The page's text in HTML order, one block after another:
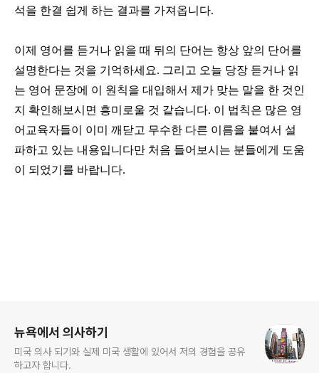
석을 한결 쉽게 하는 결과를 가져옵니다.
이제 영어를 듣거나 읽을 때 뒤의 단어는 항상 앞의 단어를
설명한다는 것을 기억하세요. 그리고 오늘 당장 듣거나 읽
는 영어 문장에 이 원칙을 대입해서 제가 맞는 말을 한 것인
지 확인해보시면 흥미로울 것 같습니다. 이 법칙은 많은 영
어교육자들이 이미 깨닫고 무수한 다른 이름을 붙여서 설
파하고 있는 내용입니다만 처음 들어보시는 분들에게 도움
이 되었기를 바랍니다.
뉴욕에서 의사하기
미국 의사 되기와 실제 미국 생활에 있어서 저의 경험을 공유
하고자 합니다.